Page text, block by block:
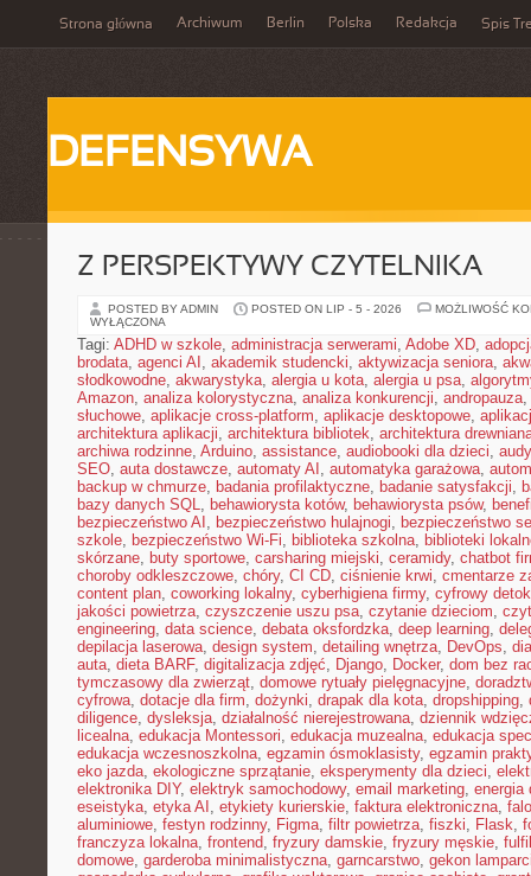
Strona główna Archiwum Berlin Polska Redakcja Spis
DEFENSYWA
Z PERSPEKTYWY CZYTELNIKA
POSTED BY ADMIN POSTED ON LIP - 5 - 2026
MOŻLIWOŚĆ
WYŁĄCZONA
Tagi: ADHD w szkole, administracja serwerami, Adobe XD,
brodata, agenci AI , akademik studencki, aktywizacja seniora,
słodkowodne, akwarystyka, alergia u kota, alergia u psa,
Amazon, analiza kolorystyczna, analiza konkurencji, andropauza,
słuchowe, aplikacje cross-platform, aplikacje desktopowe,
architektura aplikacji, architektura bibliotek, architektura
archiwa rodzinne, Arduino, assistance, audiobooki dla dzieci,
SEO, auta dostawcze, automaty AI , automatyka garażowa,
backup w chmurze, badania profilaktyczne, badanie satysfakcji,
bazy danych SQL, behawiorysta kotów, behawiorysta psów,
bezpieczeństwo AI , bezpieczeństwo hulajnogi, bezpieczeństwo
szkole, bezpieczeństwo Wi-Fi, biblioteka szkolna, biblioteki
skórzane, buty sportowe, carsharing miejski, ceramidy, chatbot
choroby odkleszczowe, chóry, CI CD, ciśnienie krwi, cmentarze
content plan, coworking lokalny, cyberhigiena firmy, cyfrowy
jakości powietrza, czyszczenie uszu psa, czytanie dzieciom,
engineering, data science, debata oksfordzka, deep learning,
depilacja laserowa, design system, detailing wnętrza, DevOps,
auta, dieta BARF, digitalizacja zdjęć, Django, Docker, dom bez
tymczasowy dla zwierząt, domowe rytuały pielęgnacyjne,
cyfrowa, dotacje dla firm, dożynki, drapak dla kota, dropshipping,
diligence, dysleksja, działalność nierejestrowana, dziennik
licealna, edukacja Montessori, edukacja muzealna, edukacja
edukacja wczesnoszkolna, egzamin ósmoklasisty, egzamin
eko jazda, ekologiczne sprzątanie, eksperymenty dla dzieci,
elektronika DIY, elektryk samochodowy, email marketing, energia
eseistyka, etyka AI , etykiety kurierskie, faktura elektroniczna,
aluminiowe, festyn rodzinny, Figma, filtr powietrza, fiszki, Flask,
franczyza lokalna, frontend, fryzury damskie, fryzury męskie,
domowe, garderoba minimalistyczna, garncarstwo, gekon